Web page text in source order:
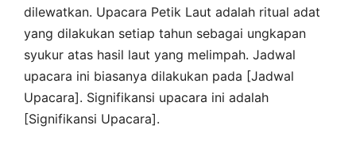
dilewatkan. Upacara Petik Laut adalah ritual adat
yang dilakukan setiap tahun sebagai ungkapan
syukur atas hasil laut yang melimpah. Jadwal
upacara ini biasanya dilakukan pada [Jadwal
Upacara]. Signifikansi upacara ini adalah
[Signifikansi Upacara].